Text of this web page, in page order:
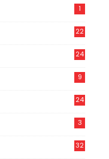
1
22
24
9
24
3
32